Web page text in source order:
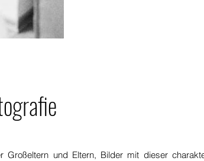
Großeltern und Eltern, Bilder mit dieser